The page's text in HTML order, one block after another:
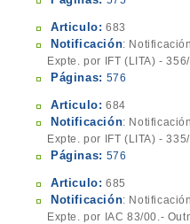
Articulo: 683
Notificación:
Expte. por IFT (LITA) -
Páginas: 576
Articulo: 684
Notificación:
Expte. por IFT (LITA) -
Páginas: 576
Articulo: 685
Notificación:
Expte. por IAC 83/00.-